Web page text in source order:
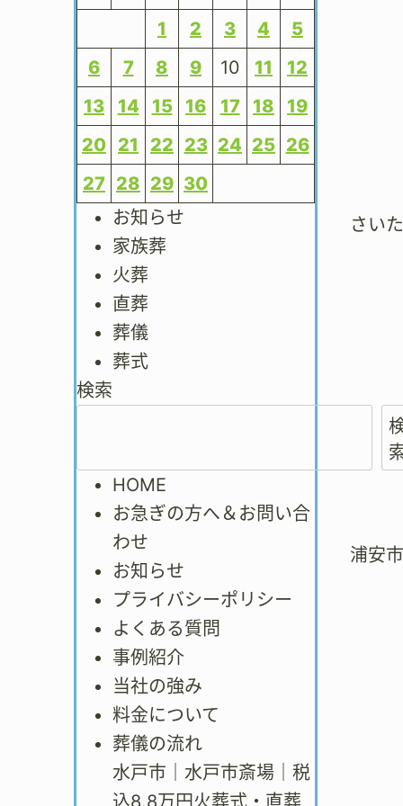
1
2 3 4
5
6
7 8 9 10 11
12
13
14 15 16 17 18
19
20 21 22 23 24 25 26
27 28 29 30
お知らせ
家族葬
火葬
直葬
葬儀
葬式
検索
HOME
お急ぎの方へ＆お問い合
わせ
お知らせ
プライバシーポリシー
よくある質問
事例紹介
当社の強み
料金について
葬儀の流れ
水戸市｜水戸市斎場｜税
さい
浦安